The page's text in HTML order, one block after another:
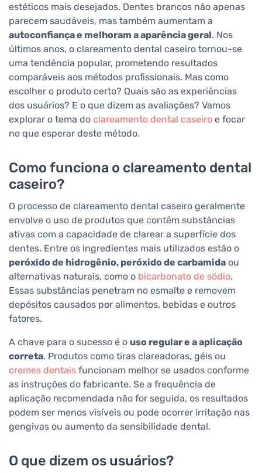
estéticos mais desejados. Dentes brancos não apenas
parecem saudáveis, mas também aumentam a
autoconfiança e melhoram a aparência geral. Nos
últimos anos, o clareamento dental caseiro tornou-se
uma tendência popular, prometendo resultados
comparáveis aos métodos profissionais. Mas como
escolher o produto certo? Quais são as experiências
dos usuários? E o que dizem as avaliações? Vamos
explorar o tema do clareamento dental caseiro e focar
no que esperar deste método.
Como funciona o clareamento dental
caseiro?
O processo de clareamento dental caseiro geralmente
envolve o uso de produtos que contêm substâncias
ativas com a capacidade de clarear a superfície dos
dentes. Entre os ingredientes mais utilizados estão o
peróxido de hidrogênio, peróxido de carbamida ou
alternativas naturais, como o bicarbonato de sódio.
Essas substâncias penetram no esmalte e removem
depósitos causados por alimentos, bebidas e outros
fatores.
A chave para o sucesso é o uso regular e a aplicação
correta. Produtos como tiras clareadoras, géis ou
cremes dentais funcionam melhor se usados conforme
as instruções do fabricante. Se a frequência de
aplicação recomendada não for seguida, os resultados
podem ser menos visíveis ou pode ocorrer irritação nas
gengivas ou aumento da sensibilidade dental.
O que dizem os usuários?